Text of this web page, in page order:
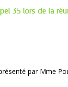
35 lors de la
par Mme